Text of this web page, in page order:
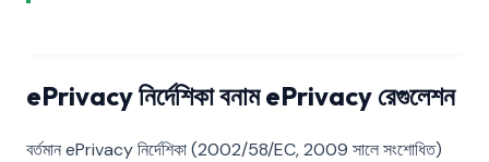
ePrivacy নির্দেশিকা বনাম ePrivacy রেগুলেশন
বর্তমান ePrivacy নির্দেশিকা (2002/58/EC, 2009 সালে সংশোধিত)